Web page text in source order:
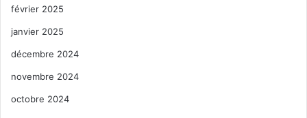
février 2025
janvier 2025
décembre 2024
novembre 2024
octobre 2024